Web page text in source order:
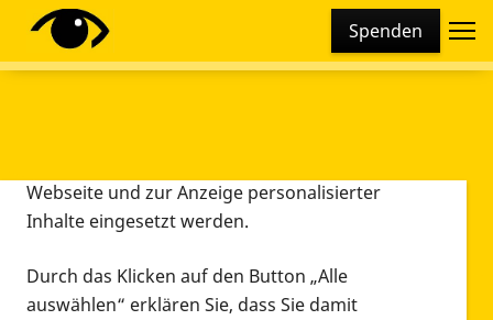
Spenden
Diese Webseite setzt verschiedene Cookies und
Tracking-Tools ein. Dies beinhaltet Cookies und
Webseite und zur Anzeige personalisierter
Inhalte eingesetzt werden.
Durch das Klicken auf den Button „Alle
auswählen“ erklären Sie, dass Sie damit